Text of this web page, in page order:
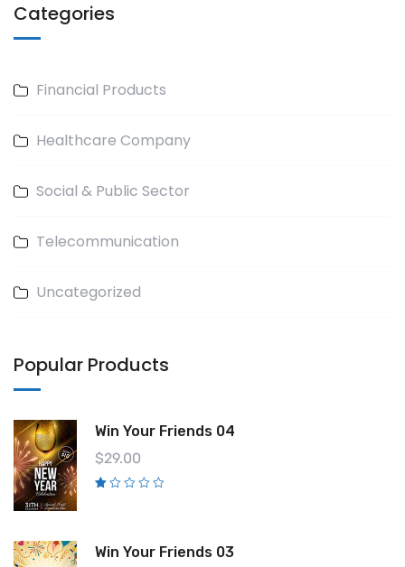
Categories
Financial Products
Healthcare Company
Social & Public Sector
Telecommunication
Uncategorized
Popular Products
Win Your Friends 04
$29.00
o
Win Your Friends 03